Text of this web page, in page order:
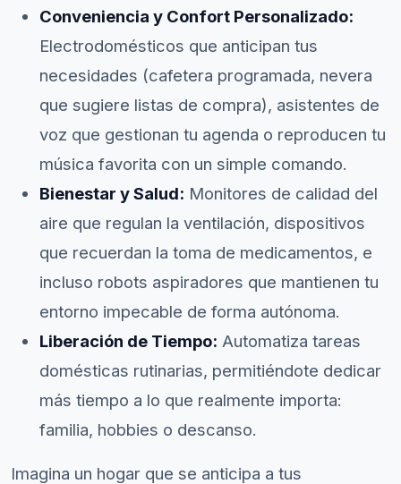
Conveniencia y Confort Personalizado:
Electrodomésticos que anticipan tus
necesidades (cafetera programada, nevera
que sugiere listas de compra), asistentes de
voz que gestionan tu agenda o reproducen tu
música favorita con un simple comando.
Bienestar y Salud: Monitores de calidad del
aire que regulan la ventilación, dispositivos
que recuerdan la toma de medicamentos, e
incluso robots aspiradores que mantienen tu
entorno impecable de forma autónoma.
Liberación de Tiempo: Automatiza tareas
domésticas rutinarias, permitiéndote dedicar
más tiempo a lo que realmente importa:
familia, hobbies o descanso.
Imagina un hogar que se anticipa a tus